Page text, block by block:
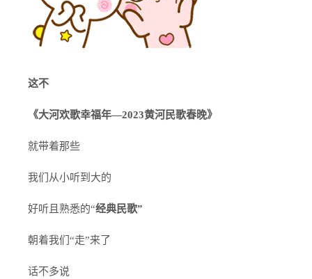
这不
《大河欢歌幸福年—2023黄河民歌春晚》
就带着那些
我们从小听到大的
好听且熟悉的“经典民歌”
朝着我们“走”来了
话不多说